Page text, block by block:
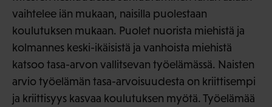
vaihtelee iän mukaan, naisilla puolestaan
koulutuksen mukaan. Puolet nuorista miehistä ja
kolmannes keski-ikäisistä ja vanhoista miehistä
katsoo tasa-arvon vallitsevan työelämässä. Naisten
arvio työelämän tasa-arvoisuudesta on kriittisempi
ja kriittisyys kasvaa koulutuksen myötä. Työelämää